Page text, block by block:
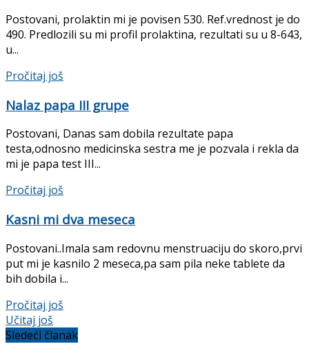
Postovani, prolaktin mi je povisen 530. Ref.vrednost je do
490. Predlozili su mi profil prolaktina, rezultati su u 8-643,
u...
Pročitaj još
Nalaz papa III grupe
Postovani, Danas sam dobila rezultate papa
testa,odnosno medicinska sestra me je pozvala i rekla da
mi je papa test III...
Pročitaj još
Kasni mi dva meseca
Postovani..Imala sam redovnu menstruaciju do skoro,prvi
put mi je kasnilo 2 meseca,pa sam pila neke tablete da
bih dobila i...
Pročitaj još
Učitaj još
Sledeći članak